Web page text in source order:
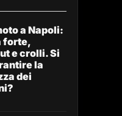
a Napoli:
forte,
e crolli. Si
la
dei